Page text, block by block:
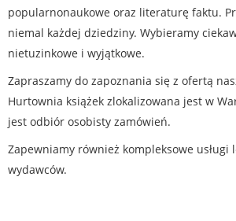
popularnonaukowe oraz literaturę faktu.
niemal każdej dziedziny. Wybieramy
nietuzinkowe i wyjątkowe.
Zapraszamy do zapoznania się z ofertą
Hurtownia książek zlokalizowana jest w
jest odbiór osobisty zamówień.
Zapewniamy również kompleksowe usługi
wydawców.